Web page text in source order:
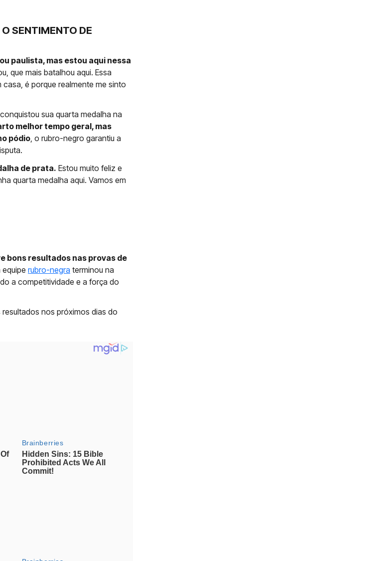
SENTIMENTO DE
paulista, mas estou aqui nessa
que mais batalhou aqui. Essa
é porque realmente me sinto
sua quarta medalha na
melhor tempo geral, mas
pódio, o rubro-negro garantiu a
de prata. Estou muito feliz e
quarta medalha aqui. Vamos em
bons resultados nas provas de
rubro-negra terminou na
a competitividade e a força do
nos próximos dias do